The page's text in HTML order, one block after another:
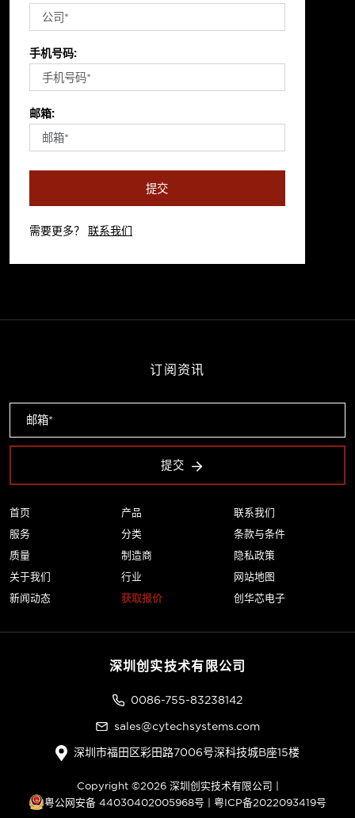
手机号码:
邮箱:
提交
需要更多？ 联系我们
首页
服务
质量
关于我们
新闻动态
产品
分类
制造商
行业
获取报价
联系我们
条款与条件
隐私政策
网站地图
创华芯电子
订阅资讯
提交
深圳创实技术有限公司
0086-755-83238142
sales@cytechsystems.com
深圳市福田区彩田路7006号深科技城B座15楼
Copyright ©2026 深圳创实技术有限公司 |
粤公网安备 44030402005968号
粤ICP备2022093419号